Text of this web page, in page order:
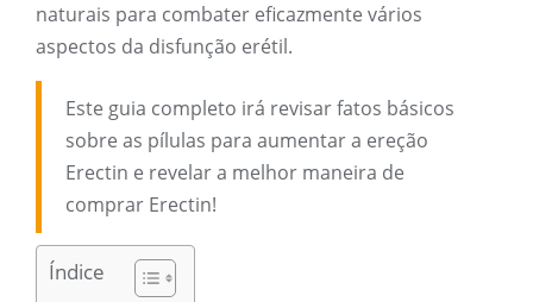
naturais para combater eficazmente vários
aspectos da disfunção erétil.
Este guia completo irá revisar fatos básicos
sobre as pílulas para aumentar a ereção
Erectin e revelar a melhor maneira de
comprar Erectin!
Índice